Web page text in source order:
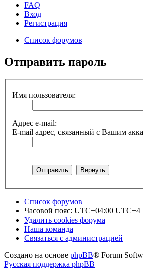
FAQ
Вход
Регистрация
Список форумов
Отправить пароль
Имя пользователя:
Адрес e-mail:
E-mail адрес, связанный с Вашим
Список форумов
Часовой пояс: UTC+04:00 UTC+4
Удалить cookies форума
Наша команда
Связаться с администрацией
Создано на основе phpBB® Forum
Русская поддержка phpBB